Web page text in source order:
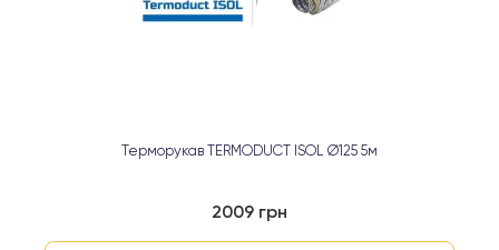
Терморукав TERMODUCT ISOL Ø125 5м
2009 грн